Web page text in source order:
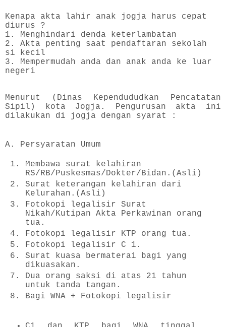
Kenapa akta lahir anak jogja harus cepat
diurus ?
1. Menghindari denda keterlambatan
2. Akta penting saat pendaftaran sekolah
si kecil
3. Mempermudah anda dan anak anda ke luar
negeri
Menurut (Dinas Kependududkan Pencatatan
Sipil) kota Jogja. Pengurusan akta ini
dilakukan di jogja dengan syarat :
A. Persyaratan Umum
Membawa surat kelahiran
RS/RB/Puskesmas/Dokter/Bidan.(Asli)
Surat keterangan kelahiran dari
Kelurahan.(Asli)
Fotokopi legalisir Surat
Nikah/Kutipan Akta Perkawinan orang
tua.
Fotokopi legalisir KTP orang tua.
Fotokopi legalisir C 1.
Surat kuasa bermaterai bagi yang
dikuasakan.
Dua orang saksi di atas 21 tahun
untuk tanda tangan.
Bagi WNA + Fotokopi legalisir